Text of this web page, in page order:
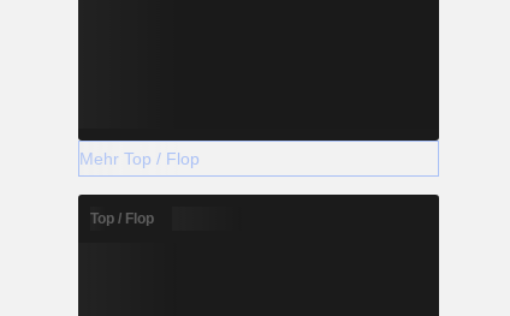
Mehr Top / Flop
Top / Flop